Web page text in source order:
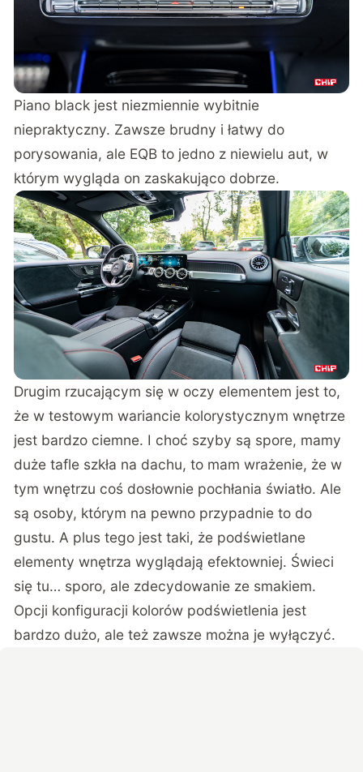
Piano black jest niezmiennie wybitnie
niepraktyczny. Zawsze brudny i łatwy do
porysowania, ale EQB to jedno z niewielu aut, w
którym wygląda on zaskakująco dobrze.
Drugim rzucającym się w oczy elementem jest to,
że w testowym wariancie kolorystycznym wnętrze
jest bardzo ciemne. I choć szyby są spore, mamy
duże tafle szkła na dachu, to mam wrażenie, że w
tym wnętrzu coś dosłownie pochłania światło. Ale
są osoby, którym na pewno przypadnie to do
gustu. A plus tego jest taki, że podświetlane
elementy wnętrza wyglądają efektowniej. Świeci
się tu… sporo, ale zdecydowanie ze smakiem.
Opcji konfiguracji kolorów podświetlenia jest
bardzo dużo, ale też zawsze można je wyłączyć.